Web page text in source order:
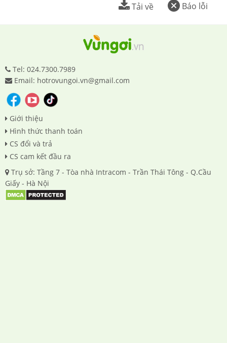
Báo lỗi
Tải về
Tel: 024.7300.7989
Email: hotrovungoi.vn@gmail.com
Giới thiệu
Hình thức thanh toán
CS đổi và trả
CS cam kết đầu ra
Trụ sở: Tầng 7 - Tòa nhà Intracom - Trần Thái Tông - Q.Cầu
Giấy - Hà Nội